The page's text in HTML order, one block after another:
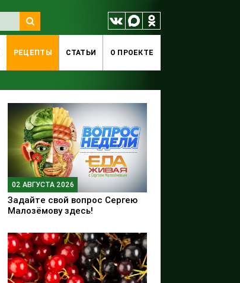
РЕЦЕПТЫ СТАТЬИ O ПРОЕКТЕ
02 АВГУСТА 2026
Задайте свой вопрос Сергею
Малозёмову здесь!